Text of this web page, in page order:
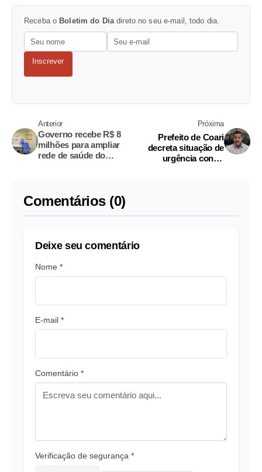
Receba o Boletim do Dia direto no seu e-mail, todo dia.
Inscrever
Anterior
Governo recebe R$ 8
milhões para ampliar
rede de saúde do
Próxima
Prefeito de Coari
decreta situação de
urgência contra
Comentários (0)
Deixe seu comentário
Nome *
E-mail *
Comentário *
Verificação de segurança *